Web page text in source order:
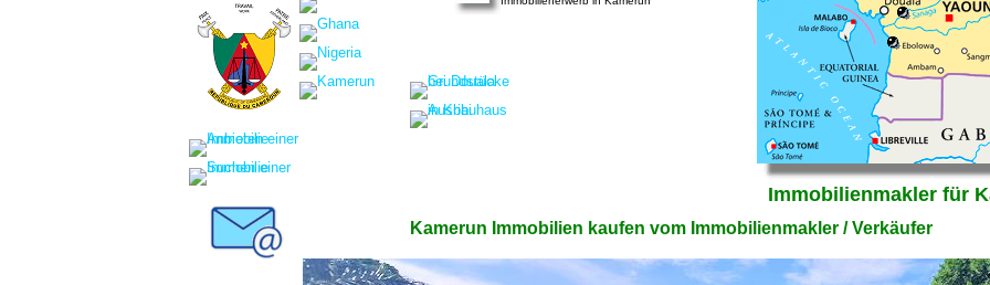
Immobilienmakler für
Kamerun Immobilien kaufen vom Immobilienmakler / Verkäufer